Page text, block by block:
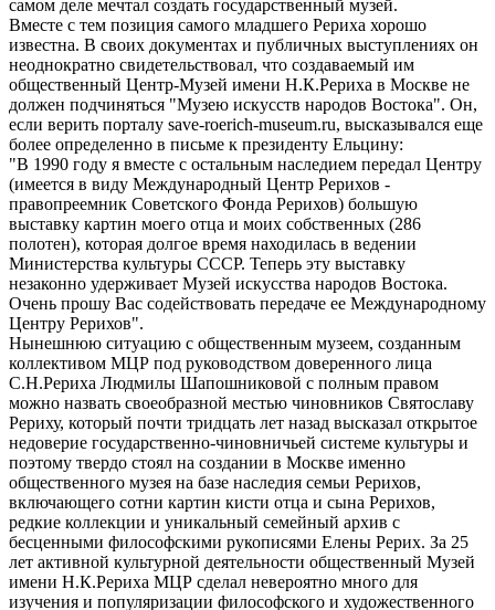
самом деле мечтал создать государственный музей.
Вместе с тем позиция самого младшего Рериха хорошо
известна. В своих документах и публичных выступлениях он
неоднократно свидетельствовал, что создаваемый им
общественный Центр-Музей имени Н.К.Рериха в Москве не
должен подчиняться "Музею искусств народов Востока". Он,
если верить порталу save-roerich-museum.ru, высказывался еще
более определенно в письме к президенту Ельцину:
"В 1990 году я вместе с остальным наследием передал Центру
(имеется в виду Международный Центр Рерихов -
правопреемник Советского Фонда Рерихов) большую
выставку картин моего отца и моих собственных (286
полотен), которая долгое время находилась в ведении
Министерства культуры СССР. Теперь эту выставку
незаконно удерживает Музей искусства народов Востока.
Очень прошу Вас содействовать передаче ее Международному
Центру Рерихов".
Нынешнюю ситуацию с общественным музеем, созданным
коллективом МЦР под руководством доверенного лица
С.Н.Рериха Людмилы Шапошниковой с полным правом
можно назвать своеобразной местью чиновников Святославу
Рериху, который почти тридцать лет назад высказал открытое
недоверие государственно-чиновничьей системе культуры и
поэтому твердо стоял на создании в Москве именно
общественного музея на базе наследия семьи Рерихов,
включающего сотни картин кисти отца и сына Рерихов,
редкие коллекции и уникальный семейный архив с
бесценными философскими рукописями Елены Рерих. За 25
лет активной культурной деятельности общественный Музей
имени Н.К.Рериха МЦР сделал невероятно много для
изучения и популяризации философского и художественного